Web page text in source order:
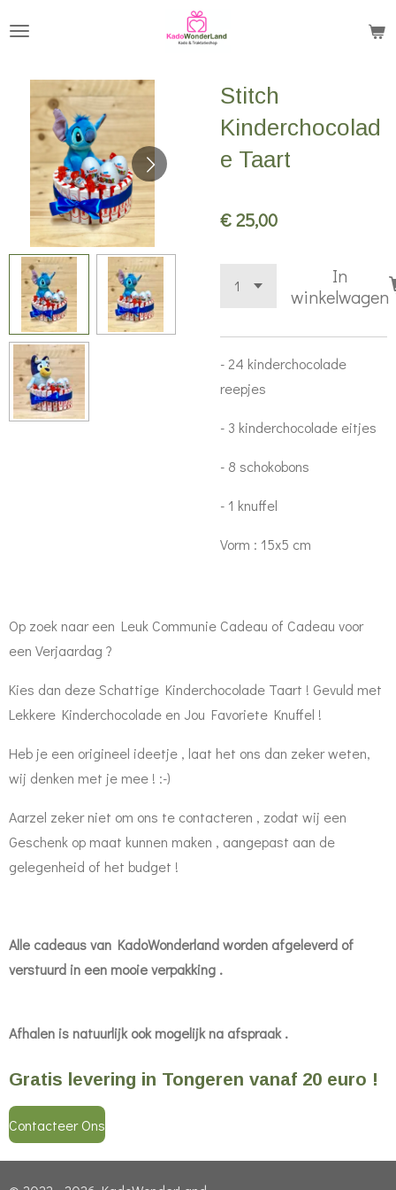
hoofdinhoud
Stitch
Kinderchocolad
e Taart
€ 25,00
In
winkelwagen
- 24 kinderchocolade
reepjes
- 3 kinderchocolade eitjes
- 8 schokobons
- 1 knuffel
Vorm : 15x5 cm
Op zoek naar een Leuk Communie Cadeau of Cadeau voor
een Verjaardag ?
Kies dan deze Schattige Kinderchocolade Taart ! Gevuld met
Lekkere Kinderchocolade en Jou Favoriete Knuffel !
Heb je een origineel ideetje , laat het ons dan zeker weten,
wij denken met je mee ! :-)
Aarzel zeker niet om ons te contacteren , zodat wij een
Geschenk op maat kunnen maken , aangepast aan de
gelegenheid of het budget !
Alle cadeaus van KadoWonderland worden afgeleverd of
verstuurd in een mooie verpakking .
Afhalen is natuurlijk ook mogelijk na afspraak .
Gratis levering in Tongeren vanaf 20 euro !
Contacteer Ons